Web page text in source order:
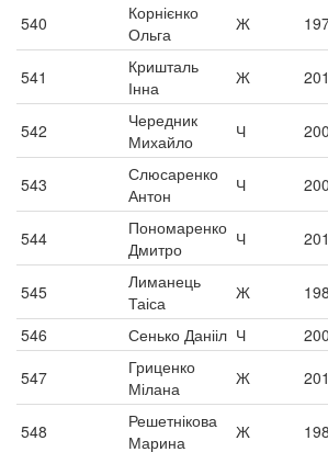
540
Корнієнко
Ольга
Ж
541
Кришталь
Інна
Ж
542
Чередник
Михайло
Ч
543
Слюсаренко
Антон
Ч
544
Пономаренко
Дмитро
Ч
545
Лиманець
Таіса
Ж
546
Сенько Данііл Ч
547
Гриценко
Мілана
Ж
548
Решетнікова
Марина
Ж